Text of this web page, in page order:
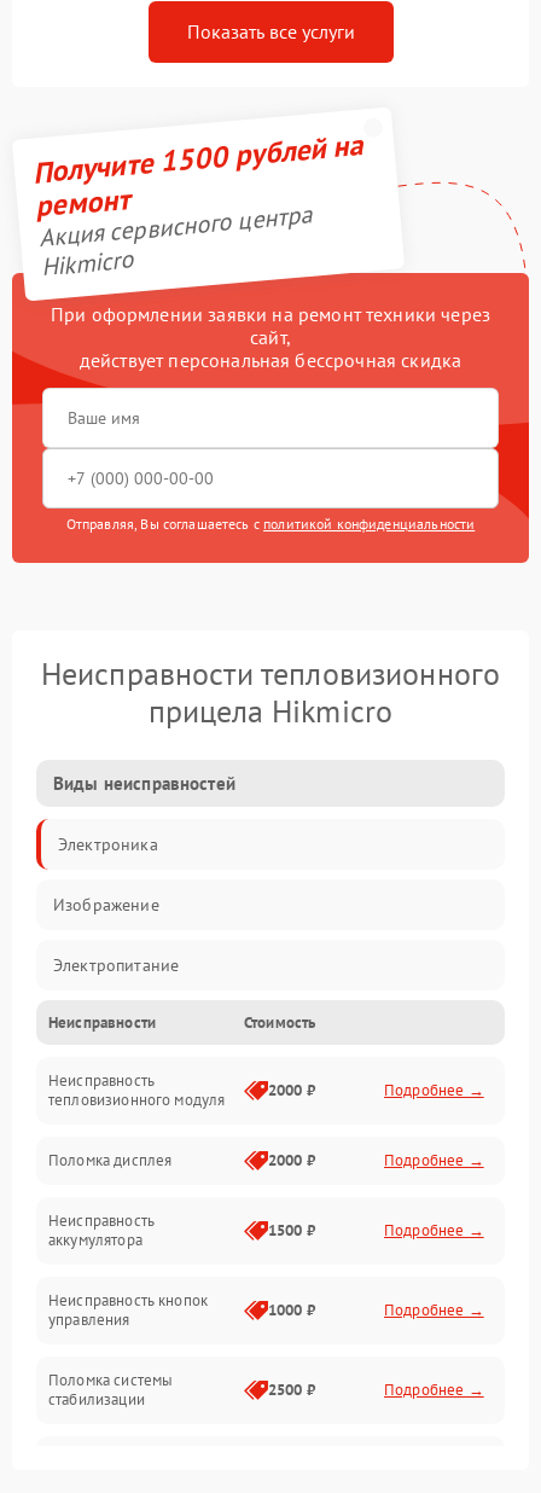
Показать все услуги
Получите 1500 рублей на
ремонт
Акция сервисного центра
Hikmicro
При оформлении заявки на ремонт техники через
сайт,
действует персональная бессрочная скидка
Отправляя, Вы соглашаетесь с политикой конфиденциальности
Неисправности тепловизионного
прицела Hikmicro
Виды неисправностей
Электроника
Изображение
Электропитание
Измерения
Матрица
Неисправности Стоимость
Неисправность
тепловизионного модуля
2000 ₽ Подробнее →
Поломка дисплея 2000 ₽ Подробнее →
Неисправность
аккумулятора
1500 ₽ Подробнее →
Неисправность кнопок
управления
1000 ₽ Подробнее →
Поломка системы
стабилизации
2500 ₽ Подробнее →